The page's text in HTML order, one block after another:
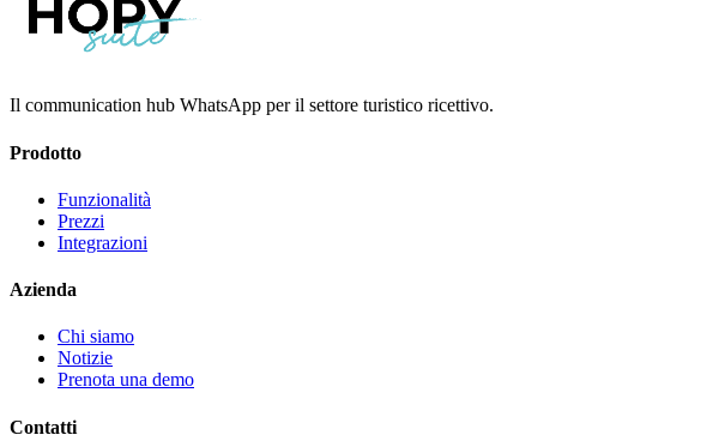
Il communication hub WhatsApp per il settore turistico ricettivo.
Prodotto
Funzionalità
Prezzi
Integrazioni
Azienda
Chi siamo
Notizie
Prenota una demo
Contatti